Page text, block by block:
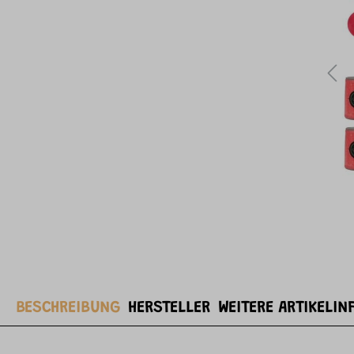
BESCHREIBUNG HERSTELLER WEITERE